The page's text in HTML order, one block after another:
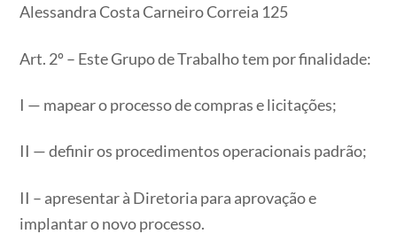
Alessandra Costa Carneiro Correia 125
Art. 2º – Este Grupo de Trabalho tem por finalidade:
I — mapear o processo de compras e licitações;
II — definir os procedimentos operacionais padrão;
II – apresentar à Diretoria para aprovação e
implantar o novo processo.